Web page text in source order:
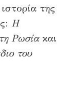
της
Η
Ρωσίακαι
του